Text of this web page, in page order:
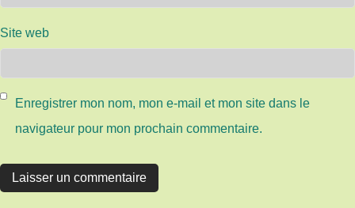
Site web
Enregistrer mon nom, mon e-mail et mon site dans le
navigateur pour mon prochain commentaire.